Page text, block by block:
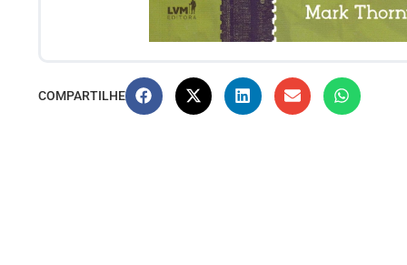
COMPARTILHE